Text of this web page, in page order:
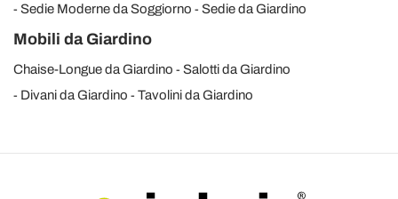
Sedie Moderne da Soggiorno
Sedie da Giardino
Mobili da Giardino
Chaise-Longue da Giardino
Salotti da Giardino
Divani da Giardino
Tavolini da Giardino